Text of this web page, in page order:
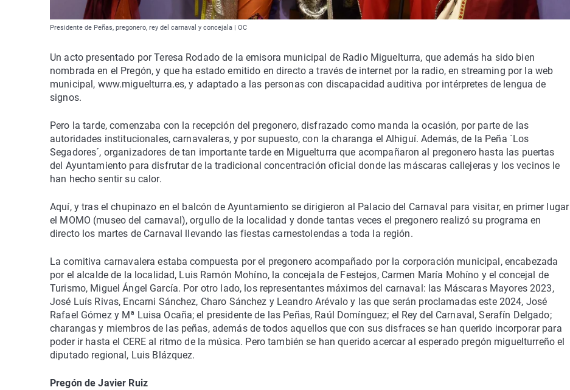
Presidente de Peñas, pregonero, rey del carnaval y concejala | OC
Un acto presentado por Teresa Rodado de la emisora municipal de Radio Miguelturra, que además ha sido bien
nombrada en el Pregón, y que ha estado emitido en directo a través de internet por la radio, en streaming por la web
municipal, www.miguelturra.es, y adaptado a las personas con discapacidad auditiva por intérpretes de lengua de
signos.
Pero la tarde, comenzaba con la recepción del pregonero, disfrazado como manda la ocasión, por parte de las
autoridades institucionales, carnavaleras, y por supuesto, con la charanga el Alhiguí. Además, de la Peña `Los
Segadores´, organizadores de tan importante tarde en Miguelturra que acompañaron al pregonero hasta las puertas
del Ayuntamiento para disfrutar de la tradicional concentración oficial donde las máscaras callejeras y los vecinos le
han hecho sentir su calor.
Aquí, y tras el chupinazo en el balcón de Ayuntamiento se dirigieron al Palacio del Carnaval para visitar, en primer lugar
el MOMO (museo del carnaval), orgullo de la localidad y donde tantas veces el pregonero realizó su programa en
directo los martes de Carnaval llevando las fiestas carnestolendas a toda la región.
La comitiva carnavalera estaba compuesta por el pregonero acompañado por la corporación municipal, encabezada
por el alcalde de la localidad, Luis Ramón Mohíno, la concejala de Festejos, Carmen María Mohíno y el concejal de
Turismo, Miguel Ángel García. Por otro lado, los representantes máximos del carnaval: las Máscaras Mayores 2023,
José Luís Rivas, Encarni Sánchez, Charo Sánchez y Leandro Arévalo y las que serán proclamadas este 2024, José
Rafael Gómez y Mª Luisa Ocaña; el presidente de las Peñas, Raúl Domínguez; el Rey del Carnaval, Serafín Delgado;
charangas y miembros de las peñas, además de todos aquellos que con sus disfraces se han querido incorporar para
poder ir hasta el CERE al ritmo de la música. Pero también se han querido acercar al esperado pregón miguelturreño el
diputado regional, Luis Blázquez.
Pregón de Javier Ruiz